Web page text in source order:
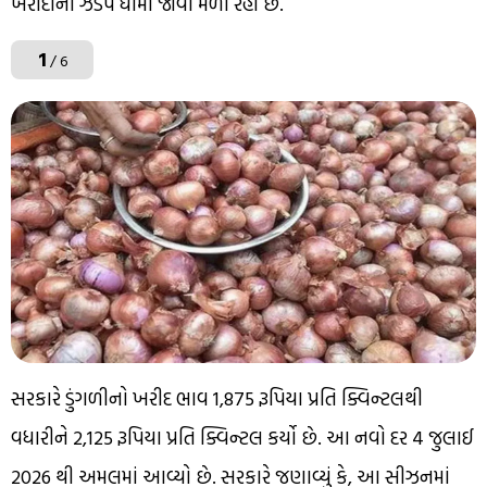
1/ 6
સરકારે ડુંગળીનો ખરીદ ભાવ 1,875 રૂપિયા પ્રતિ ક્વિન્ટલથી
વધારીને 2,125 રૂપિયા પ્રતિ ક્વિન્ટલ કર્યો છે. આ નવો દર 4 જુલાઈ
2026 થી અમલમાં આવ્યો છે. સરકારે જણાવ્યું કે, આ સીઝનમાં